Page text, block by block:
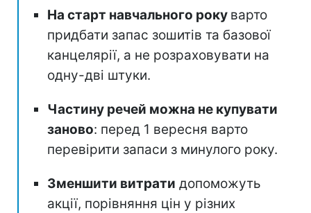
На старт навчального року варто
придбати запас зошитів та базової
канцелярії, а не розраховувати на
одну-дві штуки.
Частину речей можна не купувати
заново: перед 1 вересня варто
перевірити запаси з минулого року.
Зменшити витрати допоможуть
акції, порівняння цін у різних